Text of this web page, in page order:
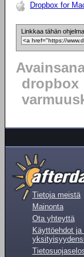
Dropbox for
Linkkaa tähän
dropbox
Tietoja meistä
Mainonta
Ota yhteyttä
Käyttöehdot ja